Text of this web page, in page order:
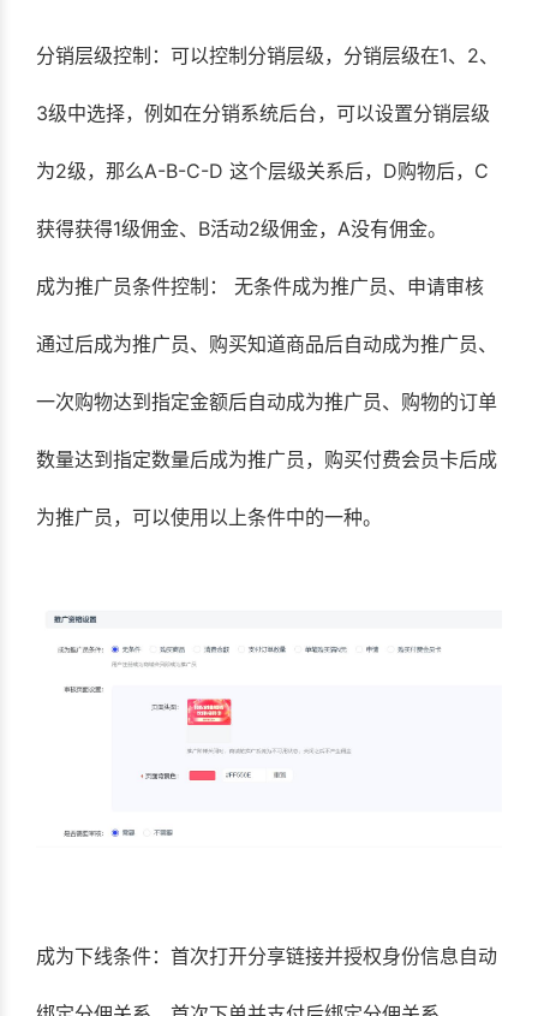
分销层级控制：可以控制分销层级，分销层级在1、2、
3级中选择，例如在分销系统后台，可以设置分销层级
为2级，那么A-B-C-D 这个层级关系后，D购物后，C
获得获得1级佣金、B活动2级佣金，A没有佣金。
成为推广员条件控制： 无条件成为推广员、申请审核
通过后成为推广员、购买知道商品后自动成为推广员、
一次购物达到指定金额后自动成为推广员、购物的订单
数量达到指定数量后成为推广员，购买付费会员卡后成
为推广员，可以使用以上条件中的一种。
成为下线条件：首次打开分享链接并授权身份信息自动